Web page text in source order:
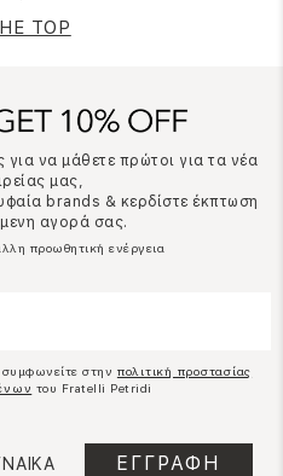
TOP
να μάθετε πρώτοι για τα νέα
μας,
brands & κερδίστε έκπτωση
αγορά σας.
προωθητική ενέργεια
στην πολιτική προστασίας
του Fratelli Petridi